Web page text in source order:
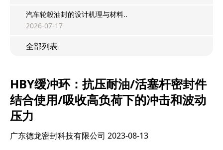
汽车轮毂油封的设计机理与材料..
2026-07-17
全部列表
HBY缓冲环：抗压耐油/活塞杆密封件
结合使用/吸收高负荷下的冲击和波动
压力
广东德龙密封科技有限公司 2023-08-13